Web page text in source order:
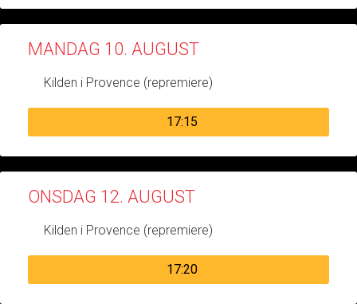
MANDAG 10. AUGUST
Kilden i Provence (repremiere)
17:15
ONSDAG 12. AUGUST
Kilden i Provence (repremiere)
17:20